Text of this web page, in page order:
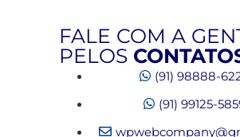
FALE COM A
PELOS
(91) 98888-
(91) 99125-